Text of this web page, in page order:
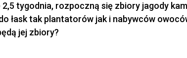
2,5 tygodnia, rozpoczną się zbiory jagody
łask tak plantatorów jak i nabywców
jej zbiory?